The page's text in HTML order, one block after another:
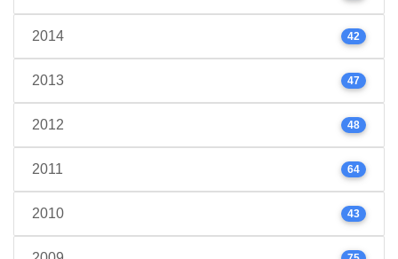
2014 42
2013 47
2012 48
2011 64
2010 43